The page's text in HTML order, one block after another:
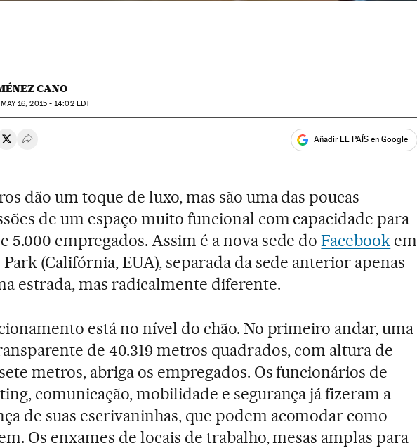
CANO
MAY16, 2015 - 14:02EDT
en Whatsapp
en Facebook
Compartir en Twitter
Desplegar Redes Sociales Añadir EL PAÍS en Google
dão um toque de luxo, mas são uma das poucas
de um espaço muito funcional com capacidade para
5.000 empregados. Assim é a nova sede doFacebook em
(Califórnia, EUA), separada da sede anterior apenas
estrada, mas radicalmente diferente.
está no nível do chão. No primeiro andar, uma
de 40.319 metros quadrados, com altura de
metros, abriga os empregados. Os funcionários de
comunicação, mobilidade e segurança já fizeram a
de suas escrivaninhas, que podem acomodar como
Os enxames de locais de trabalho, mesas amplas para